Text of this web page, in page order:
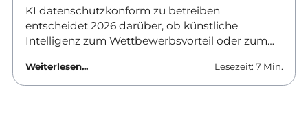
KI datenschutzkonform zu betreiben
entscheidet 2026 darüber, ob künstliche
Intelligenz zum Wettbewerbsvorteil oder zum
Unternehmen und Behörden brauchen klare
Antworten: Welche Tools sind erlaubt, was
Weiterlesen... Lesezeit: 7 Min.